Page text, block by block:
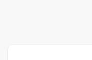
מוכנים להתפשר על